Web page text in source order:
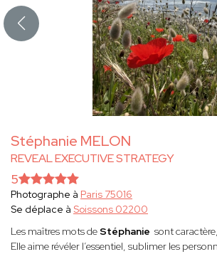
Stéphanie MELON
REVEAL EXECUTIVE STRATEGY
5
Photographe à Paris 75016
Se déplace à Soissons 02200
Les maîtres mots deStéphanie sont
Elle aime révéler l’essentiel, sublimer les